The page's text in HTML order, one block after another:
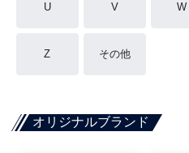
U V W
Z その他
オリジナルブランド